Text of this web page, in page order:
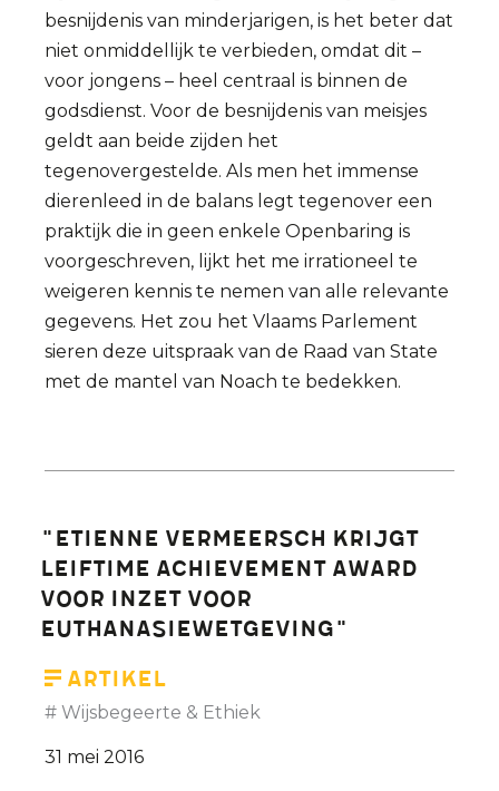
besnijdenis van minderjarigen, is het beter dat
niet onmiddellijk te verbieden, omdat dit –
voor jongens – heel centraal is binnen de
godsdienst. Voor de besnijdenis van meisjes
geldt aan beide zijden het
tegenovergestelde. Als men het immense
dierenleed in de balans legt tegenover een
praktijk die in geen enkele Openbaring is
voorgeschreven, lijkt het me irrationeel te
weigeren kennis te nemen van alle relevante
gegevens. Het zou het Vlaams Parlement
sieren deze uitspraak van de Raad van State
met de mantel van Noach te bedekken.
"Etienne Vermeersch krijgt
LEIFtime Achievement Award
voor inzet voor
euthanasiewetgeving"
Artikel
Wijsbegeerte & Ethiek
31 mei 2016